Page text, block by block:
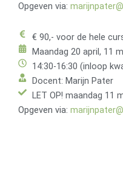
Opgeven via:
€ 90,- voor de hele
Maandag 20 april, 11
14:30-16:30 (inloop
Docent: Marijn Pater
LET OP! maandag 11
Opgeven via: